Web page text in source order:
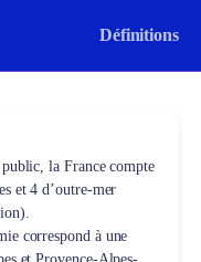
Définitions
la France compte
et 4 d’outre-mer
correspond à une